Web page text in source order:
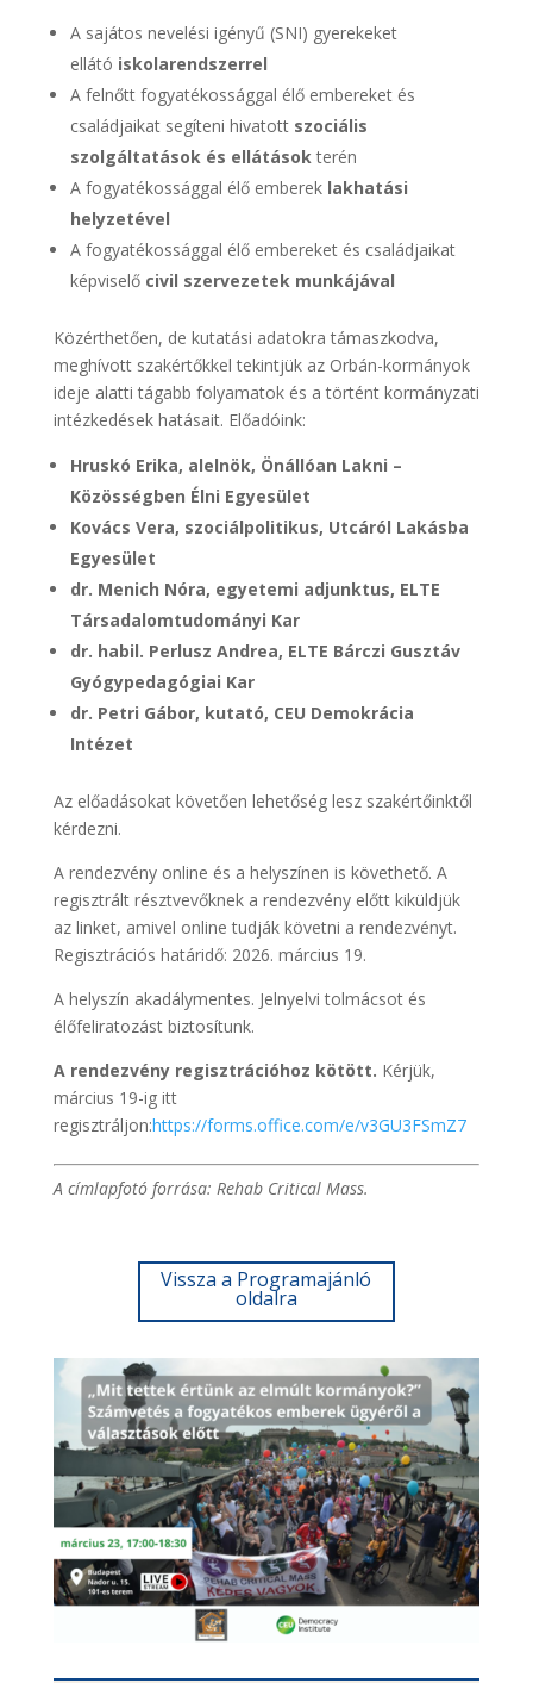
A sajátos nevelési igényű (SNI) gyerekeket
ellátó iskolarendszerrel
A felnőtt fogyatékossággal élő embereket és
családjaikat segíteni hivatott szociális
szolgáltatások és ellátásokterén
A fogyatékossággal élő emberek lakhatási
helyzetével
A fogyatékossággal élő embereket és családjaikat
képviselő civil szervezetek munkájával
Közérthetően, de kutatási adatokra támaszkodva,
meghívott szakértőkkel tekintjük az Orbán-kormányok
ideje alatti tágabb folyamatok és a történt kormányzati
intézkedések hatásait. Előadóink:
Hruskó Erika, alelnök, Önállóan Lakni –
Közösségben Élni Egyesület
Kovács Vera, szociálpolitikus, Utcáról Lakásba
Egyesület
dr. Menich Nóra, egyetemi adjunktus, ELTE
Társadalomtudományi Kar
dr. habil. Perlusz Andrea, ELTE Bárczi Gusztáv
Gyógypedagógiai Kar
dr. Petri Gábor, kutató, CEU Demokrácia
Intézet
Az előadásokat követően lehetőség lesz szakértőinktől
kérdezni.
A rendezvény online és a helyszínen is követhető. A
regisztrált résztvevőknek a rendezvény előtt kiküldjük
az linket, amivel online tudják követni a rendezvényt.
Regisztrációs határidő: 2026. március 19.
A helyszín akadálymentes. Jelnyelvi tolmácsot és
élőfeliratozást biztosítunk.
A rendezvény regisztrációhoz kötött. Kérjük,
március 19-ig itt
regisztráljon:https://forms.office.com/e/v3GU3FSmZ7
A címlapfotó forrása: Rehab Critical Mass.
Vissza a Programajánló
oldalra